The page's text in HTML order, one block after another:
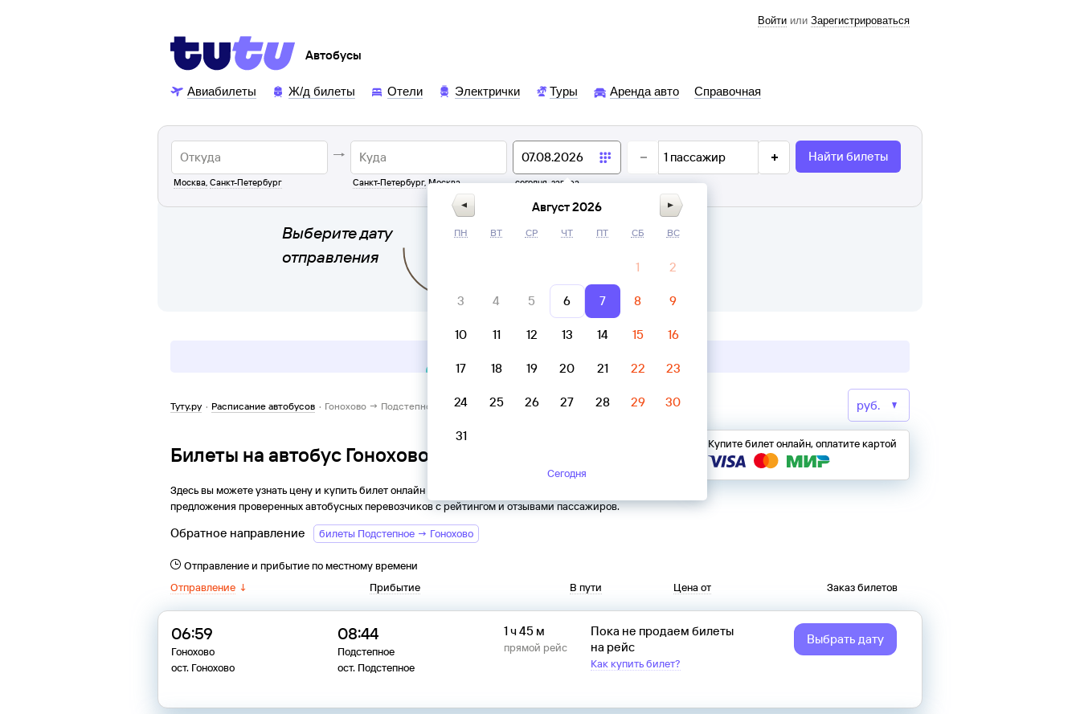
Войти или Зарегистрироваться
Автобусы
Авиабилеты Ж/д билеты Отели Электрички Туры Аренда авто Справочная
Москва, Санкт-Петербург Санкт-Петербург, Москва сегодня, завтра
1 пассажир Найти билеты
Выберите дату
отправления
Туту.ру · Расписание автобусов · Гонохово → Подстепное
Билеты на автобус Гонохово → Подстепное
Здесь вы можете узнать цену и купить билет онлайн на автобус из
предложения проверенных автобусных перевозчиков с рейтингом и отзывами пассажиров.
Купите билет онлайн, оплатите картой
Обратное направление билеты Подстепное → Гонохово
Отправление и прибытие по местному времени
Отправление ↓ Прибытие В пути Цена от Заказ билетов
06:59
Гонохово
ост. Гонохово
08:44
Подстепное
ост. Подстепное
1 ч 45 м
прямой рейс
Пока не продаем билеты
на рейс
Как купить билет?
Выбрать дату
Август 2026
ПН ВТ СР ЧТ ПТ СБ ВС
1 2
3 4 5 6 7 8 9
10 11 12 13 14 15 16
17 18 19 20 21 22 23
24 25 26 27 28 29 30
31
Сегодня